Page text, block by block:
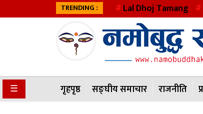
TRENDING : Lal Dhoj Tamang
समाचार
राजनीति
☰ गृहपृष्ठ सङ्घीय समाचार राजनीति